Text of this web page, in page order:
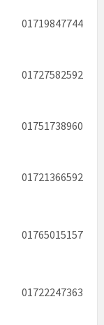
01719847744
01727582592
01751738960
01721366592
01765015157
01722247363